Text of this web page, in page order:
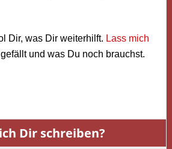
Dir, was Dir weiterhilft. Lass mich
und was Du noch brauchst.
Dir schreiben?